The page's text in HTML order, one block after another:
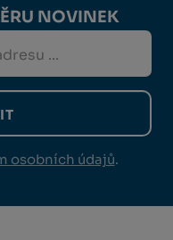
NOVINEK
osobních údajů.